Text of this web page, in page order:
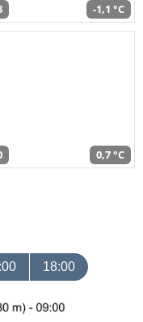
-1,1 °C
0,7 °C
18:00